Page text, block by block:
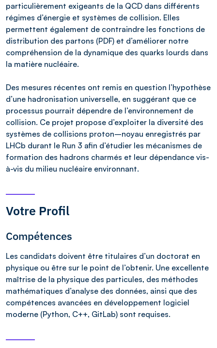
particulièrement exigeants de la QCD dans différents
régimes d’énergie et systèmes de collision. Elles
permettent également de contraindre les fonctions de
distribution des partons (PDF) et d’améliorer notre
compréhension de la dynamique des quarks lourds dans
la matière nucléaire.
Des mesures récentes ont remis en question l’hypothèse
d’une hadronisation universelle, en suggérant que ce
processus pourrait dépendre de l’environnement de
collision. Ce projet propose d’exploiter la diversité des
systèmes de collisions proton–noyau enregistrés par
LHCb durant le Run 3 afin d’étudier les mécanismes de
formation des hadrons charmés et leur dépendance vis-
à-vis du milieu nucléaire environnant.
Votre Profil
Compétences
Les candidats doivent être titulaires d’un doctorat en
physique ou être sur le point de l’obtenir. Une excellente
maîtrise de la physique des particules, des méthodes
mathématiques d’analyse des données, ainsi que des
compétences avancées en développement logiciel
moderne (Python, C++, GitLab) sont requises.